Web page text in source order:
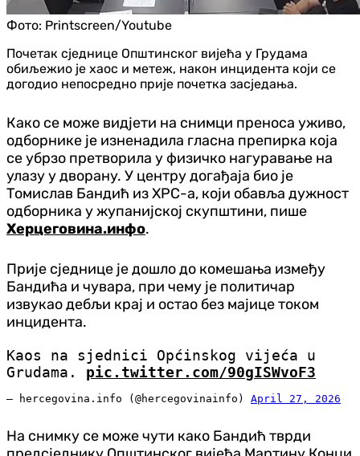
Фото: Printscreen/Youtube
Почетак сједнице Општинског вијећа у Грудама
обиљежио је хаос и метеж, након инцидента који се
догодио непосредно прије почетка засједања.
Како се може вид‌јети на снимци преноса уживо,
одборнике је изненадила гласна препирка која
се убрзо претворила у физичко нагуравање на
улазу у дворану. У центру догађаја био је
Томислав Бандић из ХРС-а, који обавља дужност
одборника у жупанијској скупштини, пише
Херцеговина.инфо.
Прије сједнице је дошло до комешања између
Бандића и чувара, при чему је политичар
извукао дебљи крај и остао без мајице током
инцидента.
Kaos na sjednici Općinskog vijeća u
Grudama. pic.twitter.com/90gISWvoF3
— hercegovina.info (@hercegovinainfo) April 27, 2026
На снимку се може чути како Бандић тврди